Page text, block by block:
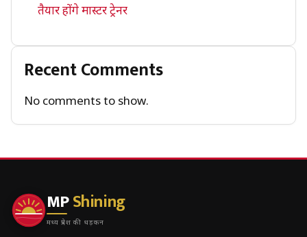
तैयार होंगे मास्टर ट्रेनर
Recent Comments
No comments to show.
MPShining
मध्य प्रदेश की धड़कन